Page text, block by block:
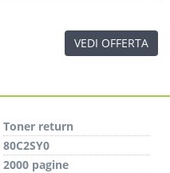
VEDI OFFERTA
Toner return
80C2SY0
2000 pagine